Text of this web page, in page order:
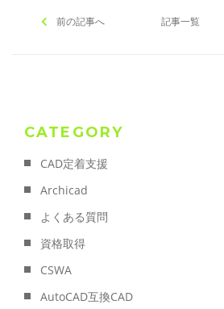
前の記事へ 記事一覧
CATEGORY
CAD定着支援
Archicad
よくある質問
資格取得
CSWA
AutoCAD互換CAD